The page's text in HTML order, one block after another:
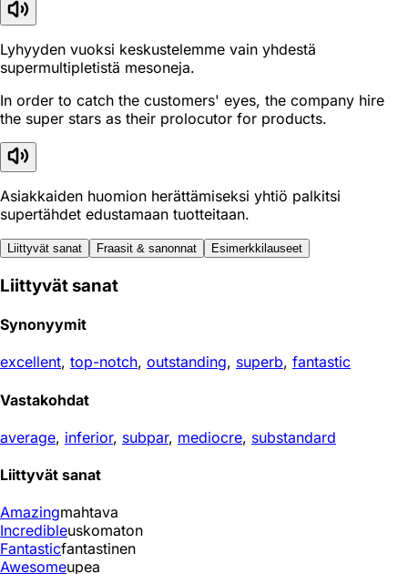
Lyhyyden vuoksi keskustelemme vain yhdestä
supermultipletistä mesoneja.
In order to catch the customers' eyes, the company hire
the super stars as their prolocutor for products.
Asiakkaiden huomion herättämiseksi yhtiö palkitsi
supertähdet edustamaan tuotteitaan.
Liittyvät sanat Fraasit & sanonnat Esimerkkilauseet
Liittyvät sanat
Synonyymit
excellent, top-notch, outstanding, superb, fantastic
Vastakohdat
average, inferior, subpar, mediocre, substandard
Liittyvät sanat
Amazingmahtava
Incredibleuskomaton
Fantasticfantastinen
Awesomeupea